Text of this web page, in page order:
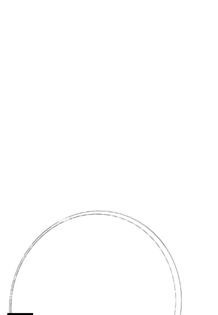
Nos Coordonées
628 Av. de la Maximinoise,
83470 Saint-Maximin-la-Sainte-Baume, France